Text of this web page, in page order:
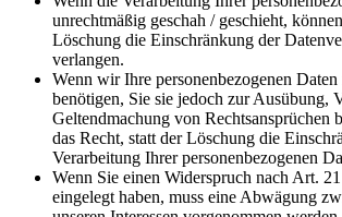
unrechtmäßig geschah / geschieht,
Löschung die Einschränkung der
verlangen.
Wenn wir Ihre personenbezogenen
benötigen, Sie sie jedoch zur Ausübung,
Geltendmachung von Rechtsansprüchen
das Recht, statt der Löschung die
Verarbeitung Ihrer personenbezogenen
Wenn Sie einen Widerspruch nach Art.
eingelegt haben, muss eine Abwägung